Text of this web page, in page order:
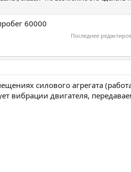
60000
Последнее
силового агрегата
вибрации двигателя,